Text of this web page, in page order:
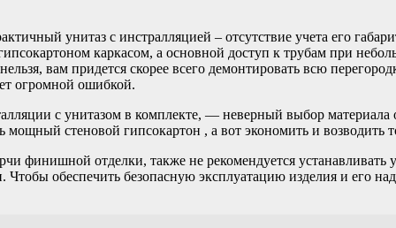
унитаз с инстралляцией – отсутствие учета его
каркасом, а основной доступ к трубам при
вам придется скорее всего демонтировать всю
огромной ошибкой.
с унитазом в комплекте, — неверный выбор
стеновой гипсокартон , а вот экономить и возводить
финишной отделки, также не рекомендуется устанавливать
обеспечить безопасную эксплуатацию изделия и его